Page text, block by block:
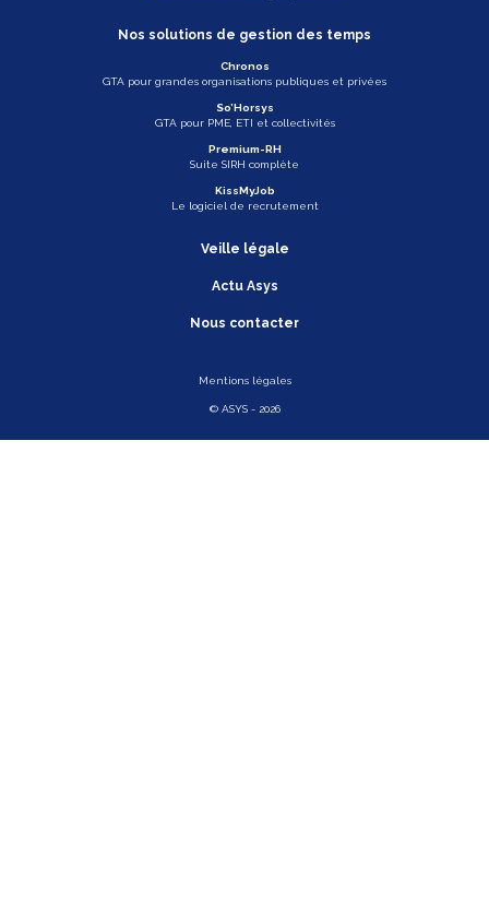
Nos solutions de gestion des temps
Chronos
GTA pour grandes organisations publiques et privées
So’Horsys
GTA pour PME, ETI et collectivités
Premium-RH
Suite SIRH complète
KissMyJob
Le logiciel de recrutement
Veille légale
Actu Asys
Nous contacter
Mentions légales
© ASYS - 2026